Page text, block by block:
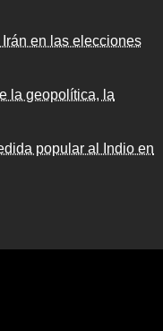
en las elecciones
la geopolítica, la
popular al Indio en